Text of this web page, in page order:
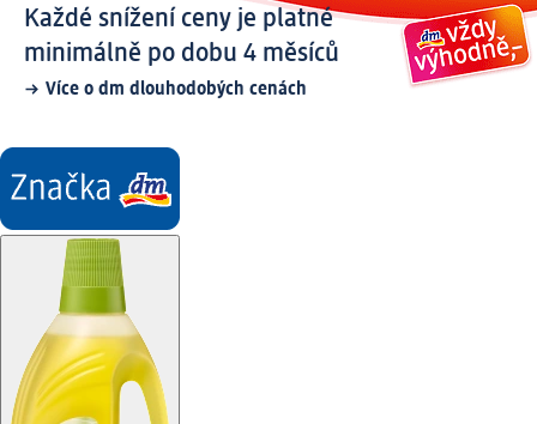
Každé snížení ceny je platné
minimálně po dobu 4 měsíců
Více o dm dlouhodobých cenách